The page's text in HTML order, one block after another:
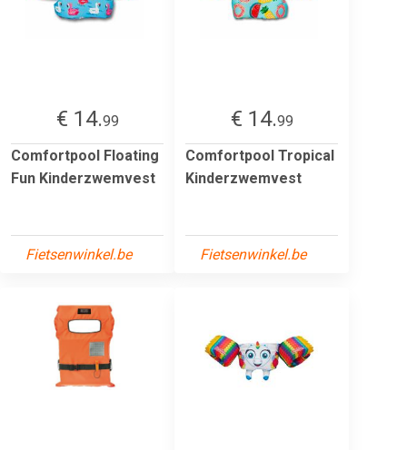
€ 14.99
Comfortpool Floating
Fun Kinderzwemvest
Fietsenwinkel.be
€ 14.99
Comfortpool Tropical
Kinderzwemvest
Fietsenwinkel.be